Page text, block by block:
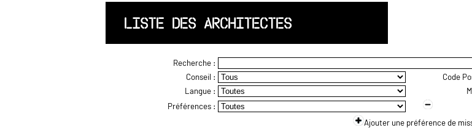
LISTE DES ARCHITECTES
Recherche :
Conseil :
Code
Langue :
Préférences :
Ajouter une préférence de